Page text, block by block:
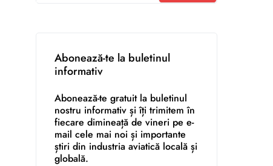
Abonează-te la buletinul
informativ
Abonează-te gratuit la buletinul
nostru informativ și îți trimitem în
fiecare dimineață de vineri pe e-
mail cele mai noi și importante
știri din industria aviatică locală și
globală.